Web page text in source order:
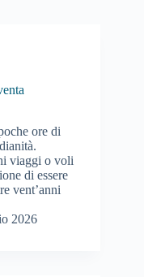
ore di
viaggi o voli
di essere
vent’anni
2026